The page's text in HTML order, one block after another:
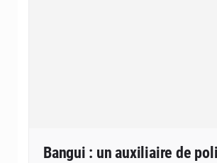
Bangui : un auxiliaire de